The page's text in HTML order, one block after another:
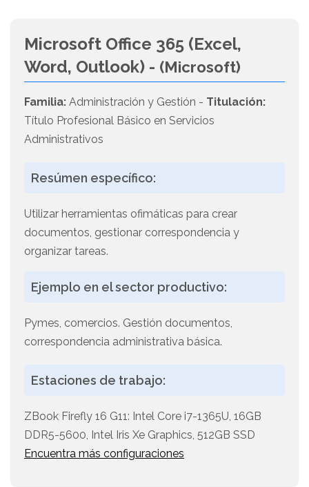
Microsoft Office 365 (Excel,
Word, Outlook) - (Microsoft)
Familia: Administración y Gestión - Titulación:
Título Profesional Básico en Servicios
Administrativos
Resúmen específico:
Utilizar herramientas ofimáticas para crear
documentos, gestionar correspondencia y
organizar tareas.
Ejemplo en el sector productivo:
Pymes, comercios. Gestión documentos,
correspondencia administrativa básica.
Estaciones de trabajo:
ZBook Firefly 16 G11: Intel Core i7-1365U, 16GB
DDR5-5600, Intel Iris Xe Graphics, 512GB SSD
Encuentra más configuraciones